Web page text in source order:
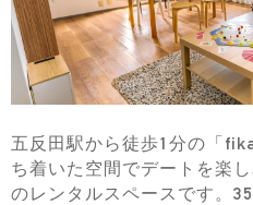
五反田駅から徒歩1分の「
ち着いた空間でデートを楽
のレンタルスペースです。